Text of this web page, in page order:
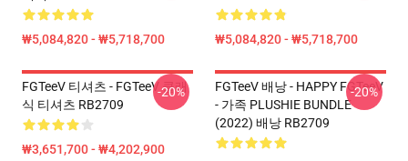
₩5,084,820 - ₩5,718,700 ₩5,084,820 - ₩5,718,700
FGTeeV 티셔츠 - FGTeeV 클래
식 티셔츠 RB2709
₩3,651,700 - ₩4,202,900
-20%
FGTeeV 배낭 - HAPPY FGTeeV
- 가족 PLUSHIE BUNDLE
(2022) 배낭 RB2709
-20%